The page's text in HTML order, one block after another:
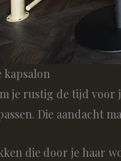
je rustig de tijd
Die aandacht
die door je haar